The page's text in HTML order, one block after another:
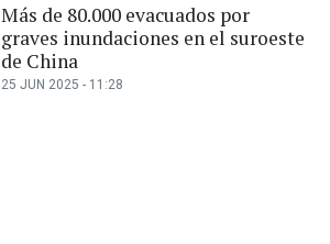
Más de 80.000 evacuados por
graves inundaciones en el suroeste
de China
25 JUN 2025 - 11:28